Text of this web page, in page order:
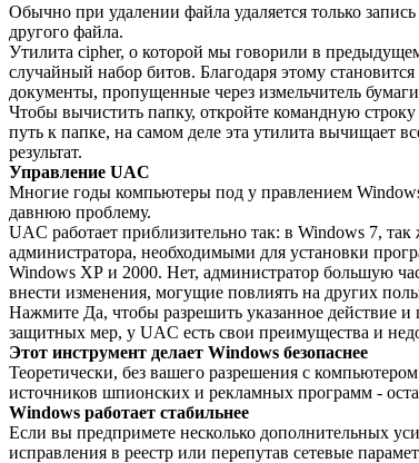
Обычно при удалении файла удаляется только
другого файла.
Утилита cipher, о которой мы говорили в
случайный набор битов. Благодаря этому
документы, пропущенные через измельчитель
Чтобы вычистить папку, откройте командную
путь к папке, на самом деле эта утилита вычищает
результат.
Управление UAC
Многие годы компьютеры под у правлением
давнюю проблему.
UAC работает приблизительно так: в Windows 7,
администратора, необходимыми для установки
Windows ХР и 2000. Нет, администратор большую
внести изменения, могущие повлиять на других
Нажмите Да, чтобы разрешить указанное действие
защитных мер, у UAC есть свои преимущества и
Этот инструмент делает Windows безопаснее
Теоретически, без вашего разрешения с
источников шпионских и рекламных программ -
Windows работает стабильнее
Если вы предпримете несколько дополнительных
исправления в реестр или перепутав сетевые